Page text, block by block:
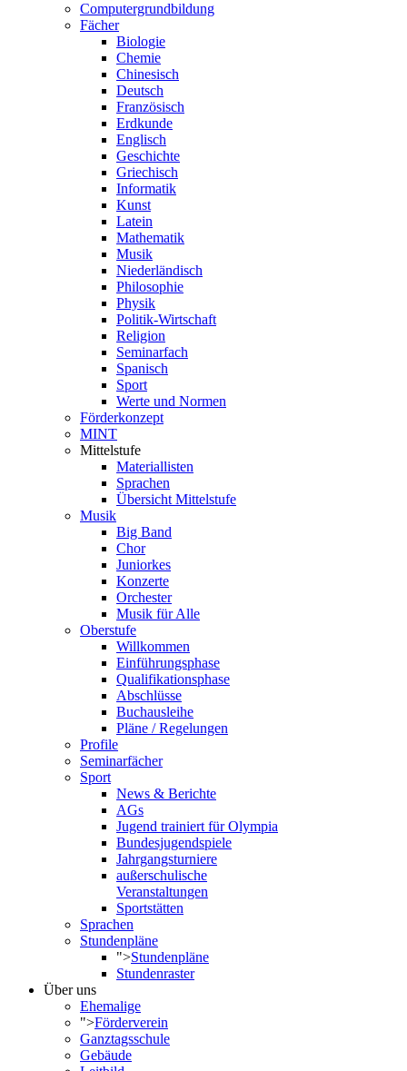
Computergrundbildung
Fächer
Biologie
Chemie
Chinesisch
Deutsch
Französisch
Erdkunde
Englisch
Geschichte
Griechisch
Informatik
Kunst
Latein
Mathematik
Musik
Niederländisch
Philosophie
Physik
Politik-Wirtschaft
Religion
Seminarfach
Spanisch
Sport
Werte und Normen
Förderkonzept
MINT
Mittelstufe
Materiallisten
Sprachen
Übersicht Mittelstufe
Musik
Big Band
Chor
Juniorkes
Konzerte
Orchester
Musik für Alle
Oberstufe
Willkommen
Einführungsphase
Qualifikationsphase
Abschlüsse
Buchausleihe
Pläne / Regelungen
Profile
Seminarfächer
Sport
News & Berichte
AGs
Jugend trainiert für Olympia
Bundesjugendspiele
Jahrgangsturniere
außerschulische
Veranstaltungen
Sportstätten
Sprachen
Stundenpläne
">Stundenpläne
Stundenraster
Über uns
Ehemalige
">Förderverein
Ganztagsschule
Gebäude